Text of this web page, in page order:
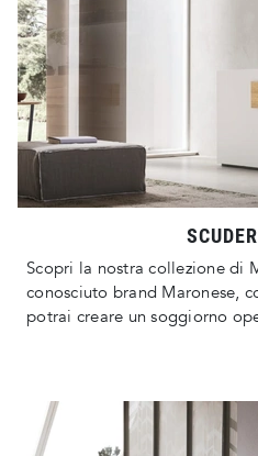
Scopri la nostra collezione di
conosciuto brand Maronese,
potrai creare un soggiorno